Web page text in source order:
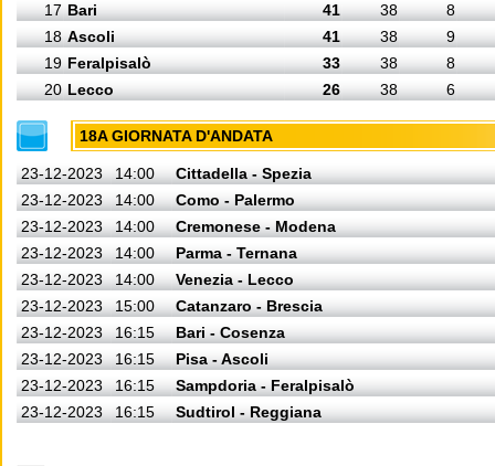
17 Bari 41 38
8
18 Ascoli 41 38
9
19 Feralpisalò 33 38
8
20 Lecco 26 38 6
18A GIORNATA D'ANDATA
23-12-2023 14:00
Cittadella - Spezia
23-12-2023
14:00
Como - Palermo
23-12-2023
14:00
Cremonese - Modena
23-12-2023
14:00
Parma - Ternana
23-12-2023
14:00
Venezia - Lecco
23-12-2023
15:00
Catanzaro - Brescia
23-12-2023
16:15
Bari - Cosenza
23-12-2023
16:15
Pisa - Ascoli
23-12-2023
16:15
Sampdoria - Feralpisalò
23-12-2023
16:15 Sudtirol - Reggiana